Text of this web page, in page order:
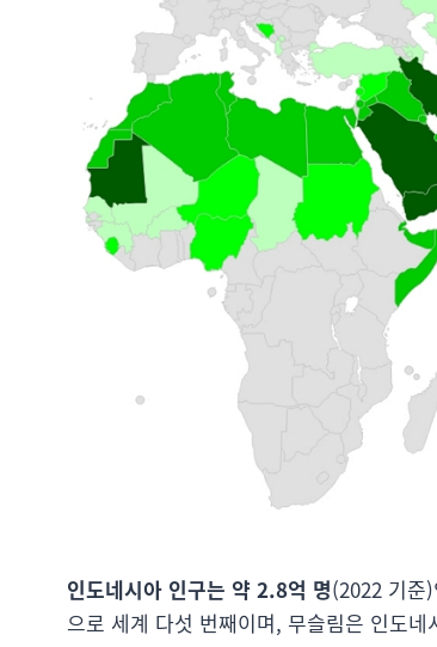
인도네시아 인구는 약 2.8억 명(2022 기준
으로 세계 다섯 번째이며, 무슬림은 인도